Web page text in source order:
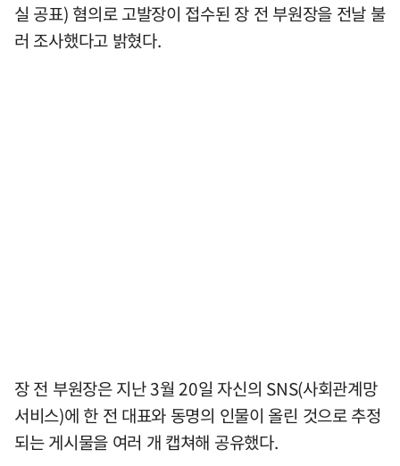
실 공표) 혐의로 고발장이 접수된 장 전 부원장을 전날 불
러 조사했다고 밝혔다.
장 전 부원장은 지난 3월 20일 자신의 SNS(사회관계망
서비스)에 한 전 대표와 동명의 인물이 올린 것으로 추정
되는 게시물을 여러 개 캡쳐해 공유했다.